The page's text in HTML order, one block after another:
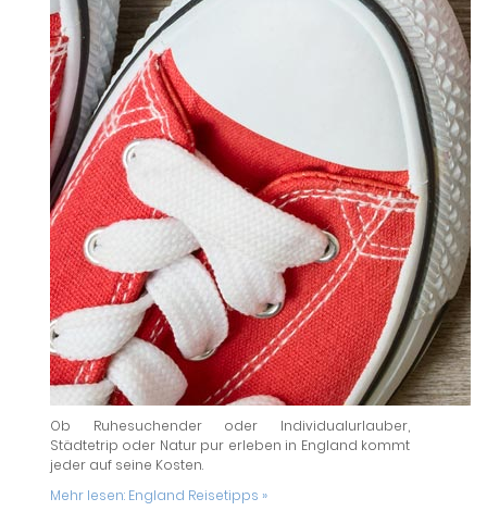
Ob Ruhesuchender oder Individualurlauber,
Städtetrip oder Natur pur erleben in England kommt
jeder auf seine Kosten.
Mehr lesen: England Reisetipps »